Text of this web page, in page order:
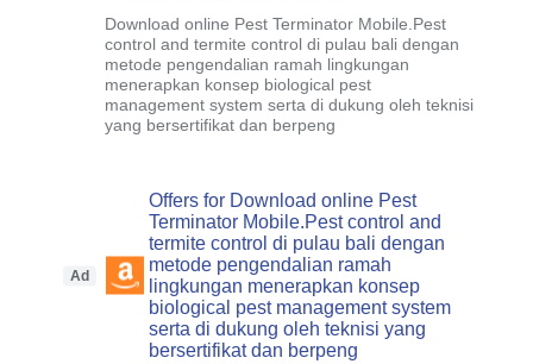
Download online Pest Terminator Mobile.Pest
control and termite control di pulau bali dengan
metode pengendalian ramah lingkungan
menerapkan konsep biological pest
management system serta di dukung oleh teknisi
yang bersertifikat dan berpeng
Ad
Offers for Download online Pest
Terminator Mobile.Pest control and
termite control di pulau bali dengan
metode pengendalian ramah
lingkungan menerapkan konsep
biological pest management system
serta di dukung oleh teknisi yang
bersertifikat dan berpeng